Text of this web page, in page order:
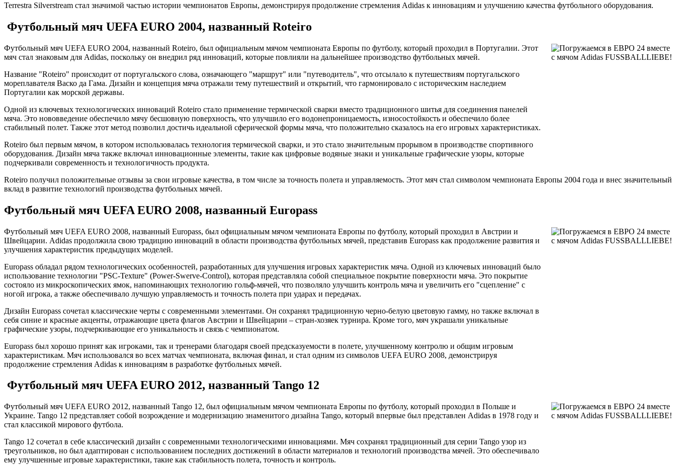
Terrestra Silverstream стал значимой частью истории чемпионатов Европы, демонстрируя продолжение стремления Adidas к инновациям и улучшению качества футбольного оборудования.
Футбольный мяч UEFA EURO 2004, названный Roteiro
Футбольный мяч UEFA EURO 2004, названный Roteiro, был официальным мячом чемпионата Европы по футболу, который проходил в Португалии. Этот
мяч стал знаковым для Adidas, поскольку он внедрил ряд инноваций, которые повлияли на дальнейшее производство футбольных мячей.
Название "Roteiro" происходит от португальского слова, означающего "маршрут" или "путеводитель", что отсылало к путешествиям португальского
мореплавателя Васко да Гама. Дизайн и концепция мяча отражали тему путешествий и открытий, что гармонировало с историческим наследием
Португалии как морской державы.
Одной из ключевых технологических инноваций Roteiro стало применение термической сварки вместо традиционного шитья для соединения панелей
мяча. Это нововведение обеспечило мячу бесшовную поверхность, что улучшило его водонепроницаемость, износостойкость и обеспечило более
стабильный полет. Также этот метод позволил достичь идеальной сферической формы мяча, что положительно сказалось на его игровых характеристиках.
Roteiro был первым мячом, в котором использовалась технология термической сварки, и это стало значительным прорывом в производстве спортивного
оборудования. Дизайн мяча также включал инновационные элементы, такие как цифровые водяные знаки и уникальные графические узоры, которые
подчеркивали современность и технологичность продукта.
Roteiro получил положительные отзывы за свои игровые качества, в том числе за точность полета и управляемость. Этот мяч стал символом чемпионата Европы 2004 года и внес значительный
вклад в развитие технологий производства футбольных мячей.
Футбольный мяч UEFA EURO 2008, названный Europass
Футбольный мяч UEFA EURO 2008, названный Europass, был официальным мячом чемпионата Европы по футболу, который проходил в Австрии и
Швейцарии. Adidas продолжила свою традицию инноваций в области производства футбольных мячей, представив Europass как продолжение развития и
улучшения характеристик предыдущих моделей.
Europass обладал рядом технологических особенностей, разработанных для улучшения игровых характеристик мяча. Одной из ключевых инноваций было
использование технологии "PSC-Texture" (Power-Swerve-Control), которая представляла собой специальное покрытие поверхности мяча. Это покрытие
состояло из микроскопических ямок, напоминающих технологию гольф-мячей, что позволяло улучшить контроль мяча и увеличить его "сцепление" с
ногой игрока, а также обеспечивало лучшую управляемость и точность полета при ударах и передачах.
Дизайн Europass сочетал классические черты с современными элементами. Он сохранял традиционную черно-белую цветовую гамму, но также включал в
себя синие и красные акценты, отражающие цвета флагов Австрии и Швейцарии – стран-хозяек турнира. Кроме того, мяч украшали уникальные
графические узоры, подчеркивающие его уникальность и связь с чемпионатом.
Europass был хорошо принят как игроками, так и тренерами благодаря своей предсказуемости в полете, улучшенному контролю и общим игровым
характеристикам. Мяч использовался во всех матчах чемпионата, включая финал, и стал одним из символов UEFA EURO 2008, демонстрируя
продолжение стремления Adidas к инновациям в разработке футбольных мячей.
Футбольный мяч UEFA EURO 2012, названный Tango 12
Футбольный мяч UEFA EURO 2012, названный Tango 12, был официальным мячом чемпионата Европы по футболу, который проходил в Польше и
Украине. Tango 12 представляет собой возрождение и модернизацию знаменитого дизайна Tango, который впервые был представлен Adidas в 1978 году и
стал классикой мирового футбола.
Tango 12 сочетал в себе классический дизайн с современными технологическими инновациями. Мяч сохранял традиционный для серии Tango узор из
треугольников, но был адаптирован с использованием последних достижений в области материалов и технологий производства мячей. Это обеспечивало
ему улучшенные игровые характеристики, такие как стабильность полета, точность и контроль.